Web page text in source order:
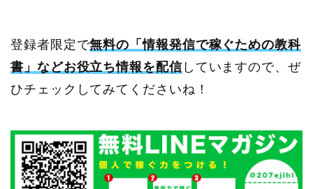
登録者限定で無料の「情報発信で稼ぐための教科
書」などお役立ち情報を配信していますので、ぜ
ひチェックしてみてくださいね！